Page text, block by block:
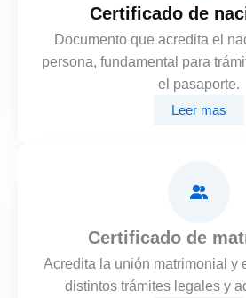
Certificado de
Documento que acredita el
persona, fundamental para
el pasaporte.
Leer mas
Certificado de
Acredita la unión matrimonial y
distintos trámites legales y